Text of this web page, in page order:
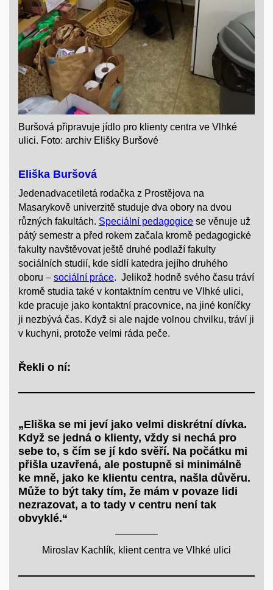
Buršová připravuje jídlo pro klienty centra ve Vlhké
ulici. Foto: archiv Elišky Buršové
Eliška Buršová
Jedenadvacetiletá rodačka z Prostějova na
Masarykově univerzitě studuje dva obory na dvou
různých fakultách. Speciální pedagogice se věnuje už
pátý semestr a před rokem začala kromě pedagogické
fakulty navštěvovat ještě druhé podlaží fakulty
sociálních studií, kde sídlí katedra jejího druhého
oboru – sociální práce. Jelikož hodně svého času tráví
kromě studia také v kontaktním centru ve Vlhké ulici,
kde pracuje jako kontaktní pracovnice, na jiné koníčky
ji nezbývá čas. Když si ale najde volnou chvilku, tráví ji
v kuchyni, protože velmi ráda peče.
Řekli o ní:
„Eliška se mi jeví jako velmi diskrétní dívka.
Když se jedná o klienty, vždy si nechá pro
sebe to, s čím se jí kdo svěří. Na počátku mi
přišla uzavřená, ale postupně si minimálně
ke mně, jako ke klientu centra, našla důvěru.
Může to být taky tím, že mám v povaze lidi
nezrazovat, a to tady v centru není tak
obvyklé.“
Miroslav Kachlík, klient centra ve Vlhké ulici